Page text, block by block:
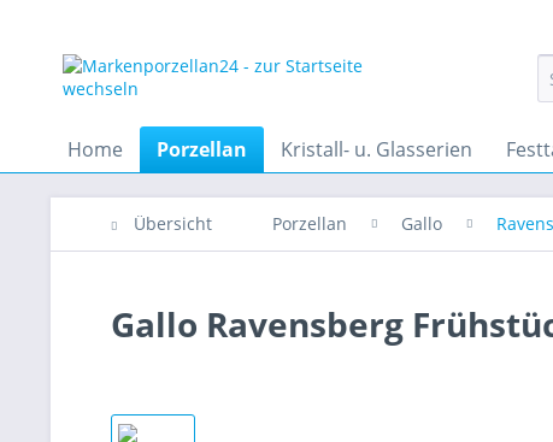
Home Porzellan Kristall- u. Glasserien
Übersicht Porzellan Gallo
Gallo Ravensberg